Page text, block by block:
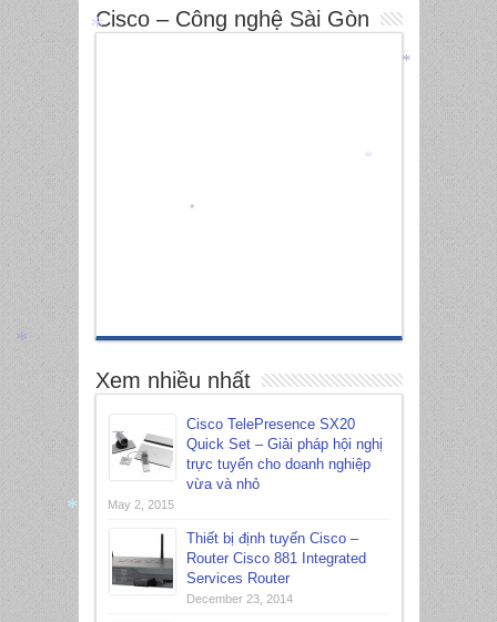
Cisco – Công nghệ Sài Gòn
Xem nhiều nhất
Cisco TelePresence SX20
Quick Set – Giải pháp hội nghị
trực tuyến cho doanh nghiệp
vừa và nhỏ
May 2, 2015
Thiết bị định tuyến Cisco –
Router Cisco 881 Integrated
Services Router
December 23, 2014
*
*
*